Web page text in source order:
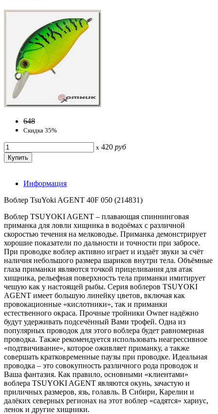
648
Скидка 35%
x 420 руб
Информация
Воблер TsuYoki AGENT 40F 050 (214831)
Воблер TSUYOKI AGENT – плавающая спиннинговая
приманка для ловли хищника в водоёмах с различной
скоростью течения на мелководье. Приманка демонстрирует
хорошие показатели по дальности и точности при забросе.
При проводке воблер активно играет и издаёт звуки за счёт
наличия небольшого размера шариков внутри тела. Объёмные
глаза приманки являются точкой прицеливания для атак
хищника, рельефная поверхность тела приманки имитирует
чешую как у настоящей рыбы. Серия воблеров TSUYOKI
AGENT имеет большую линейку цветов, включая как
провокационные «кислотники», так и приманки
естественного окраса. Прочные тройники Owner надёжно
будут удерживать подсечённый Вами трофей. Одна из
популярных проводок для этого воблера будет равномерная
проводка. Также рекомендуется использовать неагрессивное
«подтвичивание», которое оживляет приманку, а также
совершать кратковременные паузы при проводке. Идеальная
проводка – это совокупность различного рода проводок и
Ваша фантазия. Как правило, основными «клиентами»
воблера TSUYOKI AGENT являются окунь, зачастую и
приличных размеров, язь, голавль. В Сибири, Карелии и
далёких северных регионах на этот воблер «садятся» хариус,
ленок и другие хищники.